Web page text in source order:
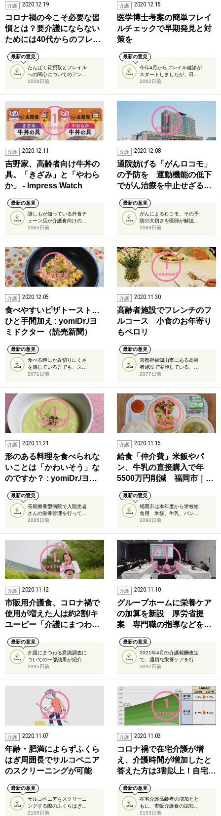
介護 2020.12.19
コロナ禍の今こそ必要な習
慣とは？要介護にならない
ためには40代からのフレ…
最新の意見
たんぱく質摂取とフレイル
への関心についてのアン…
2058日前
介護 2020.12.15
医学博士考案の簡単フレイ
ルチェックで早期発見と対
策を
最新の意見
今年4月からフレイル健診が
スタートしましたが、日…
2062日前
1
comment
介護 2020.12.11
吉野家、高齢者向け牛丼の
具。「きざみ」と「やわら
か」 - Impress Watch
最新の意見
誰しもが知っている外食チ
ェーン店が介護食向けの…
2065日前
1
comment
介護 2020.12.08
通院妨げる「がんロコモ」
の予防を 運動機能の低下
でがん治療を中止せざる…
最新の意見
がんによるロコモ、その予
防の大切さを医師が解説…
2069日前
1
comment
介護 2020.12.05
食べやすいピザトースト…
ひと手間加え : yomiDr./ヨ
ミドクター（読売新聞）
最新の意見
食べる時にかみ切りにくさ
を感じている方でも、ス…
2071日前
1
comment
介護 2020.11.30
高齢者施設でフレンチのフ
ルコース 小食のお年寄り
もペロリ
最新の意見
京都府福知山市にある高齢
者施設で実施している、…
2077日前
1
comment
介護 2020.11.21
形のある料理を食べられな
いことは「かわいそう」な
のですか？ : yomiDr./ヨ…
最新の意見
長期療養型病院で入院患者
さんの栄養管理を行って…
2085日前
1
comment
介護 2020.11.15
給食「仲介費」米飯やパ
ン、牛乳の直接購入で年
5500万円削減 福岡市｜…
最新の意見
福岡市は本年度から学校給
食用 米飯、牛乳、パン…
2092日前
1
comment
介護 2020.11.12
市販用介護食、コロナ禍で
使用が増えた人は約2割/キ
ユーピー「介護にまつわ…
最新の意見
介護にまつわる意識調査に
ついての一部結果が紹介…
2095日前
1
comment
介護 2020.11.10
グループホームに栄養ケア
の加算を新設 厚労省提
案 専門職の指導などを…
最新の意見
2021年4月の介護報酬改定
で、適切な栄養ケアを行…
2097日前
1
comment
介護 2020.11.07
年齢・肥満によらずふくら
はぎ周囲長でサルコペニア
のスクリーニングが可能
最新の意見
サルコペニアをスクリーニ
ングする際のふくらはぎ…
2100日前
1
comment
介護 2020.11.03
コロナ禍で在宅介護が増
え、介護時間が増加したと
答えた方は3割以上！自宅…
最新の意見
在宅介護高齢者の増加とと
もに、市販介護食の認知…
2103日前